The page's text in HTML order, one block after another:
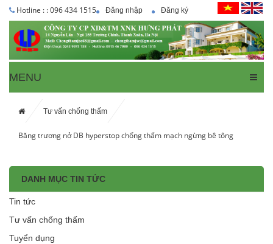
Hotline : : 096 434 1515 Đăng nhập Đăng ký
MENU
Tư vấn chống thấm
Băng trương nở DB hyperstop chống thấm mạch ngừng bê tông
DANH MỤC TIN TỨC
Tin tức
Tư vấn chống thấm
Tuyển dụng